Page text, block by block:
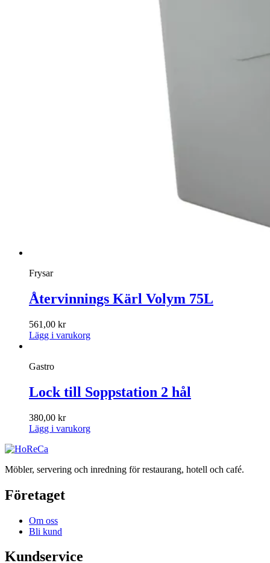
Frysar
Återvinnings Kärl Volym 75L
561,00 kr
Lägg i varukorg
Gastro
Lock till Soppstation 2 hål
380,00 kr
Lägg i varukorg
Möbler, servering och inredning för restaurang, hotell och café.
Företaget
Om oss
Bli kund
Kundservice